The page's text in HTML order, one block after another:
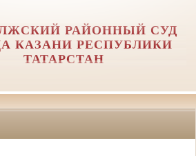
РАЙОННЫЙ СУД
КАЗАНИ РЕСПУБЛИКИ
ТАТАРСТАН